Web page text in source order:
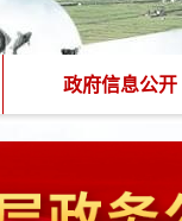
政府信息公开